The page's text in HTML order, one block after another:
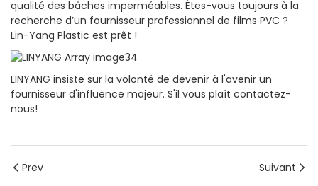
qualité des bâches imperméables. Êtes-vous toujours à la
recherche d’un fournisseur professionnel de films PVC ?
Lin-Yang Plastic est prêt !
LINYANG insiste sur la volonté de devenir à l'avenir un
fournisseur d'influence majeur. S'il vous plaît contactez-
nous!
Prev Suivant